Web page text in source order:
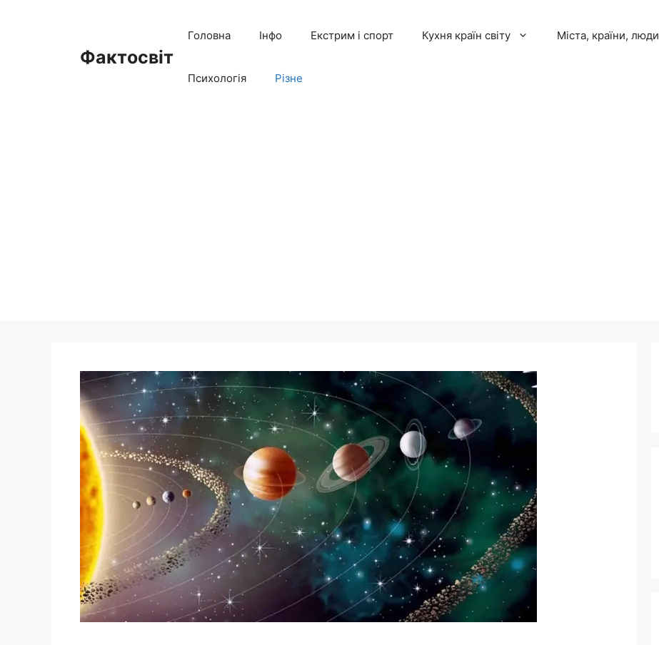
Фактосвіт
Головна Інфо Екстрим і спорт Кухня країн світу Міста, країни, люди
Психологія Різне